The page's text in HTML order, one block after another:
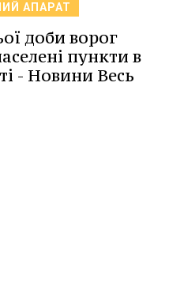
АПАРАТ
доби ворог
пункти в
- Новини Весь